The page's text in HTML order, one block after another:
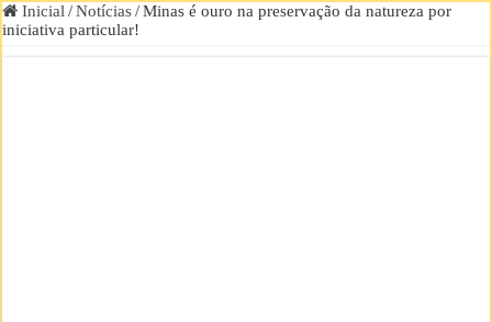
Inicial / Notícias / Minas é ouro na preservação da natureza por
iniciativa particular!